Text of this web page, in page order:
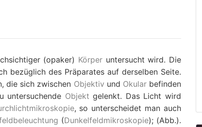
(opaker) Körper untersucht wird. Die
bezüglich des Präparates auf derselben Seite.
die sich zwischen Objektiv und Okularbefinden
untersuchende Objekt gelenkt. Das Licht wird
, so unterscheidet man auch
(Dunkelfeldmikroskopie); (Abb.).